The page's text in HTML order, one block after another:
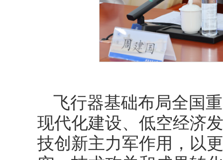
飞行器基础布局全国
现代化建设、低空经济
技创新主力军作用，以